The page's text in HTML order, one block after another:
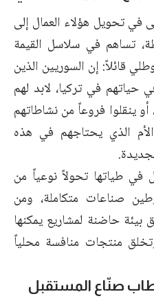
في تحويل هؤلاء العمال إلى
تساهم في سلاسل القيمة
قائلاً: إن السوريين الذين
حياتهم في تركيا، لابد لهم
أو ينقلوا فروعاً من نشاطاتهم
الذي يحتاجهم في هذه
في طياتها تحولاً نوعياً من
صناعات متكاملة، ومن
حاضنة لمشاريع يمكنها
منتجات منافسة محلياً
صنّاع المستقبل